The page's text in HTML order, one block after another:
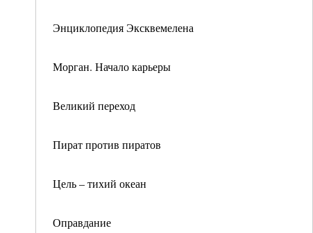
Энциклопедия Эксквемелена
Морган. Начало карьеры
Великий переход
Пират против пиратов
Цель – тихий океан
Оправдание